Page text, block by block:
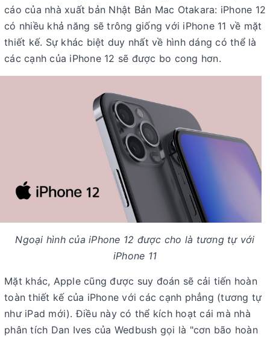
cáo của nhà xuất bản Nhật Bản Mac Otakara: iPhone 12
có nhiều khả năng sẽ trông giống với iPhone 11 về mặt
thiết kế. Sự khác biệt duy nhất về hình dáng có thể là
các cạnh của iPhone 12 sẽ được bo cong hơn.
Ngoại hình của iPhone 12 được cho là tương tự với
iPhone 11
Mặt khác, Apple cũng được suy đoán sẽ cải tiến hoàn
toàn thiết kế của iPhone với các cạnh phẳng (tương tự
như iPad mới). Điều này có thể kích hoạt cái mà nhà
phân tích Dan Ives của Wedbush gọi là "cơn bão hoàn